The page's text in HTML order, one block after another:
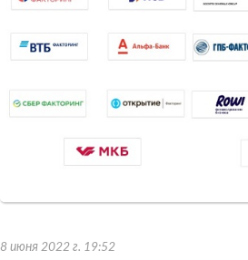
8 июня 2022 г. 19:52